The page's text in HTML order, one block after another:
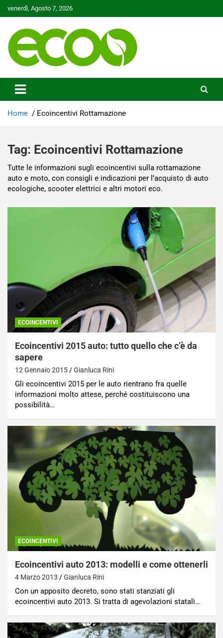
to
venerdì, Agosto 7, 2026
Ecoo.it
Home Ecoincentivi Rottamazione
Tag: Ecoincentivi Rottamazione
Tutte le informazioni sugli ecoincentivi sulla rottamazione
auto e moto, con consigli e indicazioni per l’acquisto di auto
ecologiche, scooter elettrici e altri motori eco.
ECOINCENTIVI
Ecoincentivi 2015 auto: tutto quello che c’è da
sapere
12 Gennaio 2015 Gianluca Rini
Gli ecoincentivi 2015 per le auto rientrano fra quelle
informazioni molto attese, perché costituiscono una
possibilità…
ECOINCENTIVI
Ecoincentivi auto 2013: modelli e come ottenerli
4 Marzo 2013 Gianluca Rini
Con un apposito decreto, sono stati stanziati gli
ecoincentivi auto 2013. Si tratta di agevolazioni statali…